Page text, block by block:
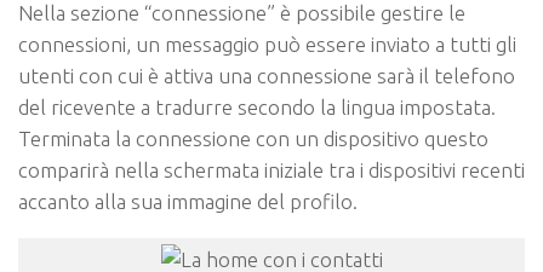
Nella sezione “connessione” è possibile gestire le
connessioni, un messaggio può essere inviato a tutti gli
utenti con cui è attiva una connessione sarà il telefono
del ricevente a tradurre secondo la lingua impostata.
Terminata la connessione con un dispositivo questo
comparirà nella schermata iniziale tra i dispositivi recenti
accanto alla sua immagine del profilo.